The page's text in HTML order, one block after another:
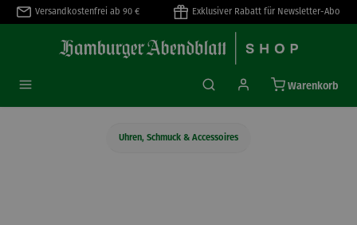
springen
Versandkostenfrei ab 90 € Exklusiver Rabatt für Newsletter-Abo
Warenkorb
Uhren, Schmuck & Accessoires